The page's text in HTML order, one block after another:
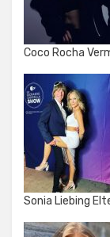
Coco Rocha
Sonia Liebing